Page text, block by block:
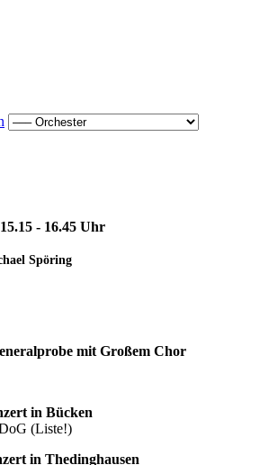
- 16.45 Uhr
Spöring
mit Großem Chor
in Bücken
(Liste!)
in Thedinghausen